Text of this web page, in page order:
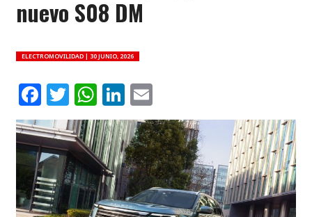
nuevo S08 DM
ELECTROMOVILIDAD | 30 JUNIO, 2026
Facebook
Twitter
WhatsApp
LinkedIn
Email